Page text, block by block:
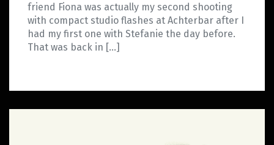
friend Fiona was actually my second shooting
with compact studio flashes at Achterbar after I
had my first one with Stefanie the day before.
That was back in […]